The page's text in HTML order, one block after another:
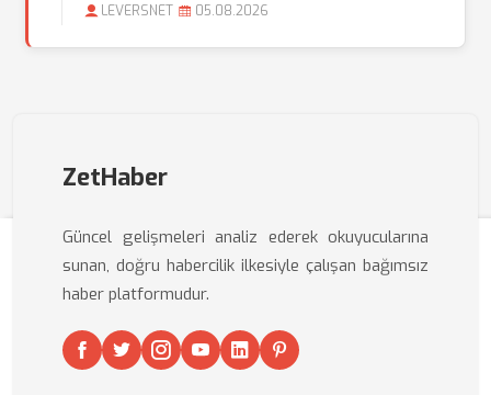
LEVERSNET 05.08.2026
ZetHaber
Güncel gelişmeleri analiz ederek okuyucularına
sunan, doğru habercilik ilkesiyle çalışan bağımsız
haber platformudur.